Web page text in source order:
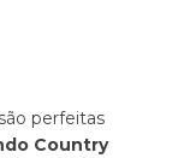
são perfeitas
Country